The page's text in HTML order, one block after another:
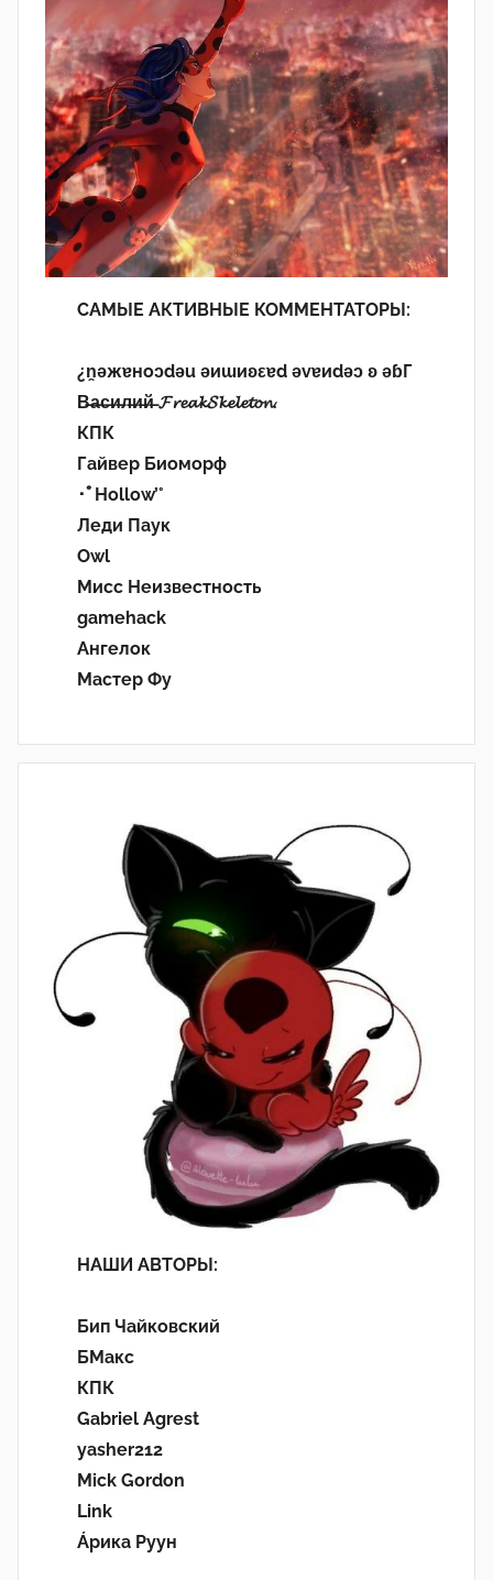
САМЫЕ АКТИВНЫЕ КОММЕНТАТОРЫ:
¿n̯ǝжɐноɔdǝu ǝиɯиʚεɐd ǝvɐиdǝɔ ʚ ǝɓГ
В̶а̶с̶и̶л̶и̶й̶ 𝓕𝓻𝓮𝓪𝓴𝓢𝓴𝓮𝓵𝓮𝓽𝓸𝓷.
КПК
Гайвер Биоморф
･ﾟHollow’°
Леди Паук
Owl
Мисс Неизвестность
gamehack
Ангелок
Мастер Фу
НАШИ АВТОРЫ:
Бип Чайковский
БМакс
КПК
Gabriel Agrest
yasher212
Mick Gordon
Link
Áрика Руун